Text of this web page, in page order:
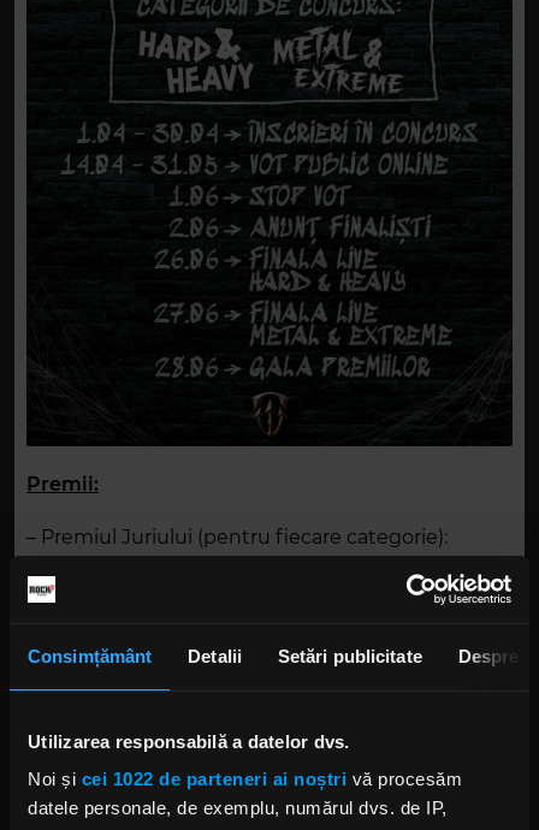
Consimțământ Detalii Setări publicitate Despre
Utilizarea responsabilă a datelor dvs.
Noi și cei 1022 de parteneri ai noștri vă procesăm
datele personale, de exemplu, numărul dvs. de IP,
Premii:
– Premiul Juriului (pentru fiecare categorie):
profesionist, interviu la Rock FM, promovare și
2026.
invitație de a cânta la festivalul Back in Vama